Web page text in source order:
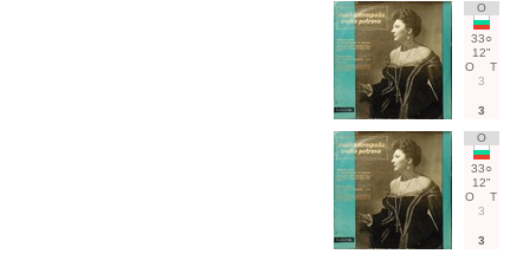
О
33○
12"
О
Т
3
3
О
33○
12"
О
Т
3
3